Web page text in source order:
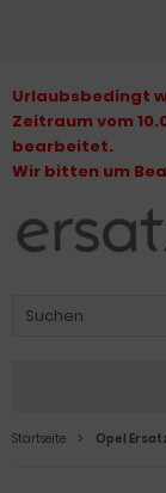
Urlaubsbedingt
Zeitraum vom
bearbeitet.
Wir bitten um
Startseite Opel